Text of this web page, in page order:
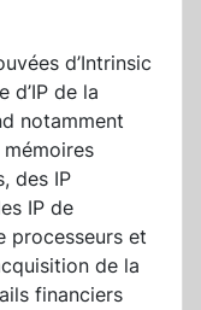
d’Intrinsic
de la
notamment
des IP
IP de
processeurs et
de la
financiers